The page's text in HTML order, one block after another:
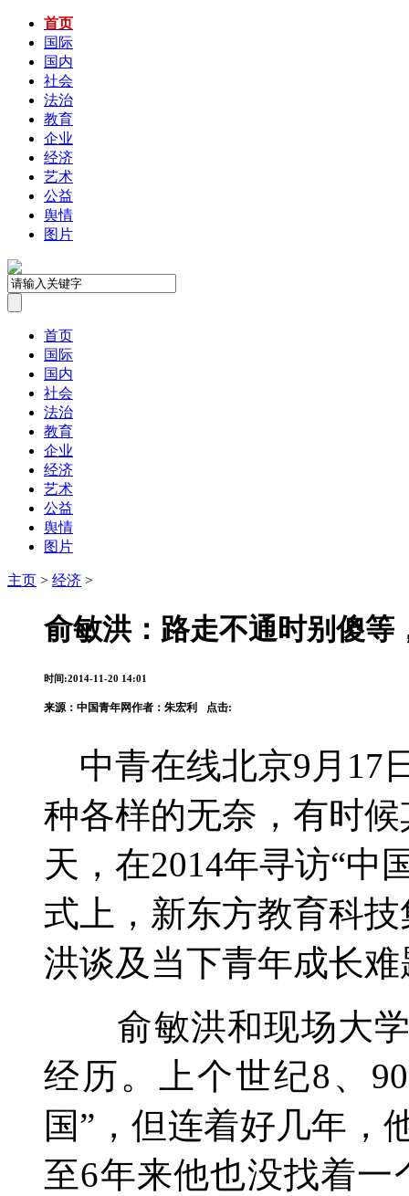
首页
国际
国内
社会
法治
教育
企业
经济
艺术
公益
舆情
图片
首页
国际
国内
社会
法治
教育
企业
经济
艺术
公益
舆情
图片
主页 > 经济 >
俞敏洪：路走不通时别傻等
时间:2014-11-20 14:01
来源： 中国青年网作者：朱宏利 点击:
中青在线北京9月17
种各样的无奈，有时
天，在2014年寻访“中
式上，新东方教育科
洪谈及当下青年成长
俞敏洪和现场大学
经历。上个世纪8、
国”，但连着好几年，
至6年来他也没找着一